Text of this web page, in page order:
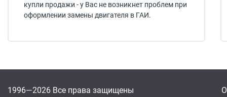
купли продажи - у Вас не возникнет проблем при
оформлении замены двигателя в ГАИ.
1996—2026 Все права защищены